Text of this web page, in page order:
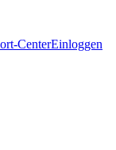
CenterEinloggen